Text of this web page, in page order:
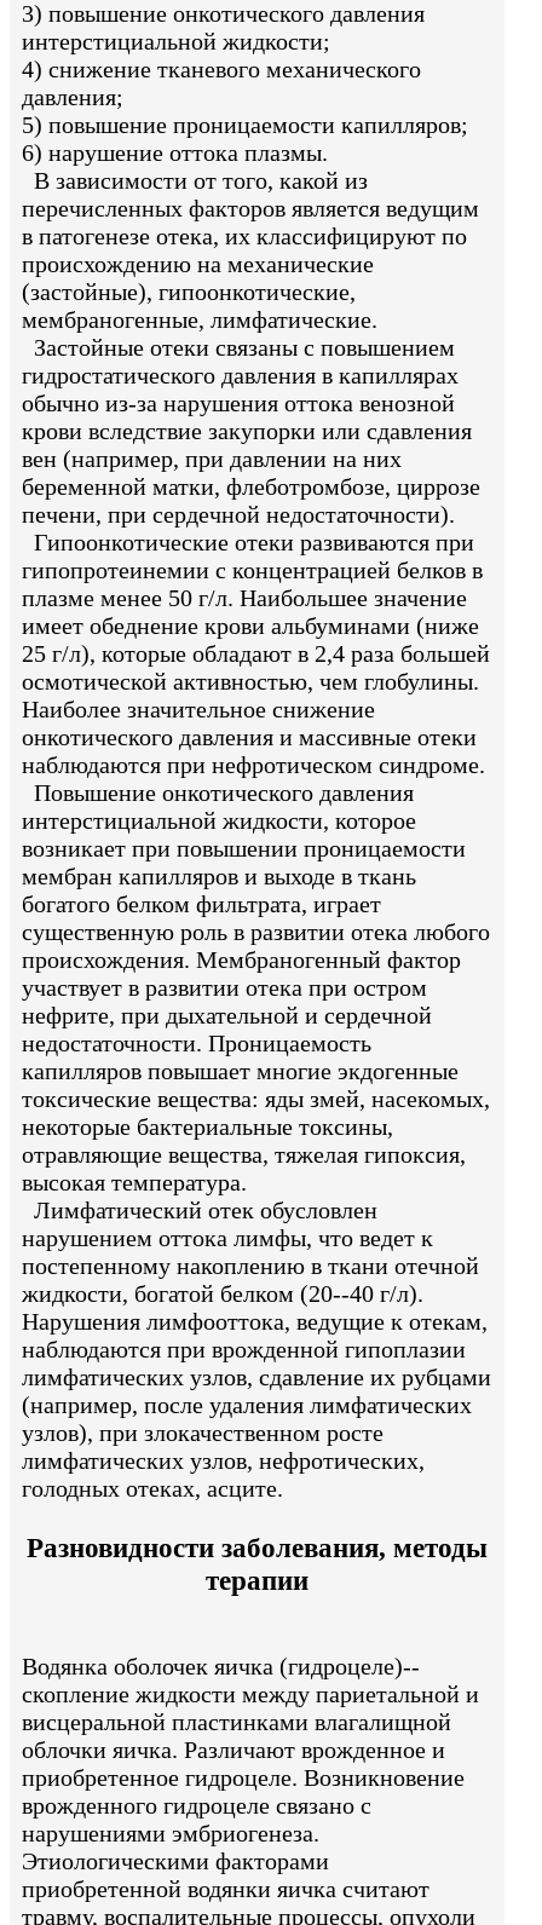
3) повышение онкотического давления
интерстициальной жидкости;
4) снижение тканевого механического
давления;
5) повышение проницаемости капилляров;
6) нарушение оттока плазмы.
В зависимости от того, какой из
перечисленных факторов является ведущим
в патогенезе отека, их классифицируют по
происхождению на механические
(застойные), гипоонкотические,
мембраногенные, лимфатические.
Застойные отеки связаны с повышением
гидростатического давления в капиллярах
обычно из-за нарушения оттока венозной
крови вследствие закупорки или сдавления
вен (например, при давлении на них
беременной матки, флеботромбозе, циррозе
печени, при сердечной недостаточности).
Гипоонкотические отеки развиваются при
гипопротеинемии с концентрацией белков в
плазме менее 50 г/л. Наибольшее значение
имеет обеднение крови альбуминами (ниже
25 г/л), которые обладают в 2,4 раза большей
осмотической активностью, чем глобулины.
Наиболее значительное снижение
онкотического давления и массивные отеки
наблюдаются при нефротическом синдроме.
Повышение онкотического давления
интерстициальной жидкости, которое
возникает при повышении проницаемости
мембран капилляров и выходе в ткань
богатого белком фильтрата, играет
существенную роль в развитии отека любого
происхождения. Мембраногенный фактор
участвует в развитии отека при остром
нефрите, при дыхательной и сердечной
недостаточности. Проницаемость
капилляров повышает многие экдогенные
токсические вещества: яды змей, насекомых,
некоторые бактериальные токсины,
отравляющие вещества, тяжелая гипоксия,
высокая температура.
Лимфатический отек обусловлен
нарушением оттока лимфы, что ведет к
постепенному накоплению в ткани отечной
жидкости, богатой белком (20--40 г/л).
Нарушения лимфооттока, ведущие к отекам,
наблюдаются при врожденной гипоплазии
лимфатических узлов, сдавление их рубцами
(например, после удаления лимфатических
узлов), при злокачественном росте
лимфатических узлов, нефротических,
голодных отеках, асците.
Разновидности заболевания, методы
терапии
Водянка оболочек яичка (гидроцеле)--
скопление жидкости между париетальной и
висцеральной пластинками влагалищной
облочки яичка. Различают врожденное и
приобретенное гидроцеле. Возникновение
врожденного гидроцеле связано с
нарушениями эмбриогенеза.
Этиологическими факторами
приобретенной водянки яичка считают
травму, воспалительные процессы, опухоли